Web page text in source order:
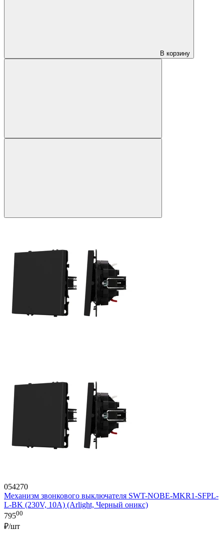
В корзину
054270
Механизм звонкового выключателя SWT-NOBE-MKR1-SFPL-
L-BK (230V, 10A) (Arlight, Черный оникс)
79500
₽/шт